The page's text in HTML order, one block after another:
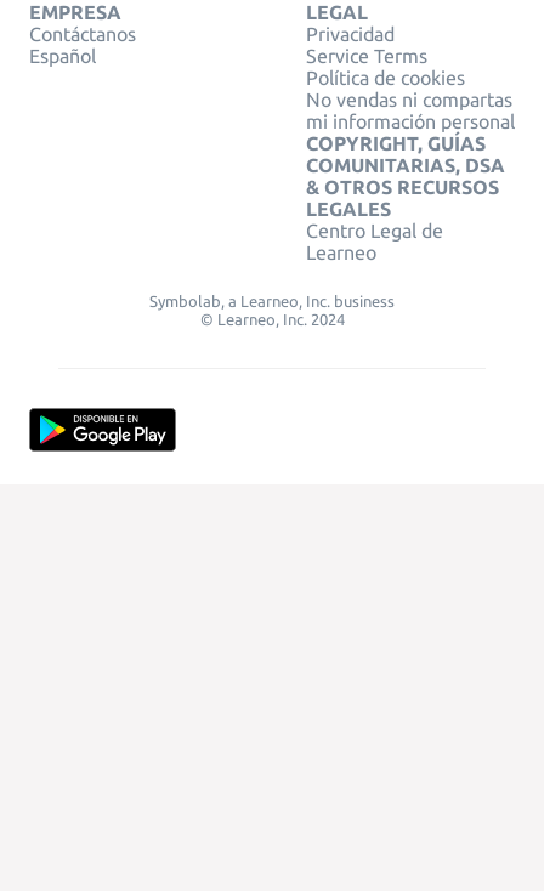
EMPRESA
Contáctanos
Español
LEGAL
Privacidad
Service Terms
Política de cookies
No vendas ni compartas
mi información personal
COPYRIGHT, GUÍAS
COMUNITARIAS, DSA
& OTROS RECURSOS
LEGALES
Centro Legal de
Learneo
Symbolab, a Learneo, Inc. business
© Learneo, Inc. 2024